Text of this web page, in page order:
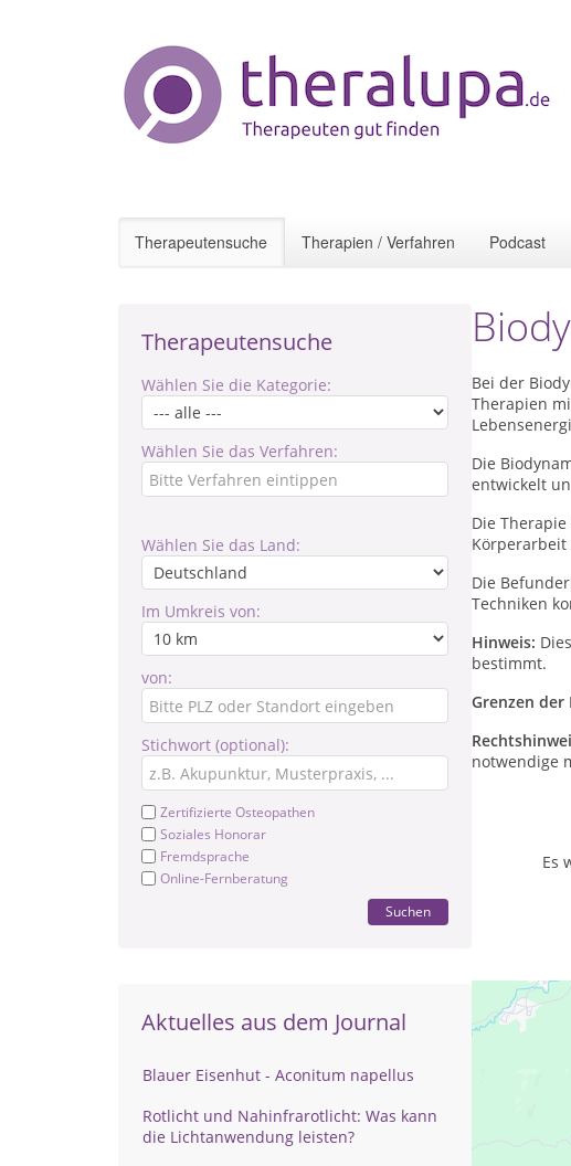
Therapeutensuche Therapien / Verfahren Podcast
Therapeutensuche
Wählen Sie die Kategorie:
Wählen Sie das Verfahren:
Wählen Sie das Land:
Im Umkreis von:
von:
Stichwort (optional):
Zertifizierte Osteopathen
Soziales Honorar
Fremdsprache
Online-Fernberatung
Suchen
Aktuelles aus dem Journal
Blauer Eisenhut - Aconitum napellus
Rotlicht und Nahinfrarotlicht: Was kann
die Lichtanwendung leisten?
Bei der
Therapien
Die
entwickelt
Die
Körperarbeit
Die
Techniken
Hinweis:
bestimmt.
Grenzen der
notwendige
Es